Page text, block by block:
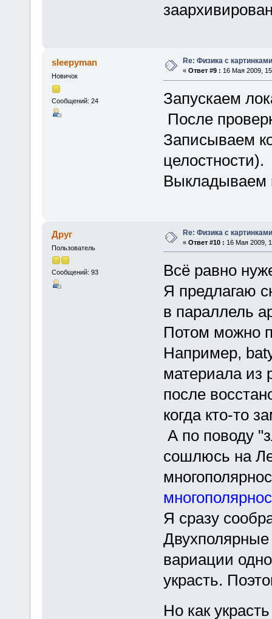
sleepyman
Новичок
Сообщений: 24
Re: Физика с картинками
« Ответ #9 : 16 Мая 2009,
Запускаем
После
Записываем
целостности).
Выкладываем
Друг
Пользователь
Сообщений: 93
Re: Физика с картинками
« Ответ #10 : 16 Мая 2009,
Всё равно
Я предлагаю
в параллель
Потом можно
Например,
материала из
после
когда кто-то
А по поводу
сошлюсь на
Я сразу
вариации
украсть.
Но как